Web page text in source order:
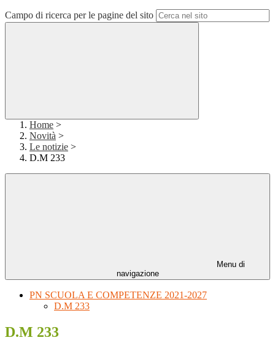
Campo di ricerca per le pagine del sito
Home >
Novità >
Le notizie >
D.M 233
Menu di
navigazione
PN SCUOLA E COMPETENZE 2021-2027
D.M 233
D.M 233